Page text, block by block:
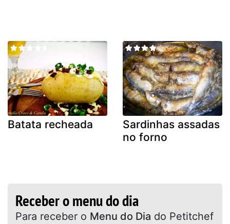
Batata recheada
Sardinhas assadas
no forno
Receber o menu do dia
Para receber o Menu do Dia do Petitchef